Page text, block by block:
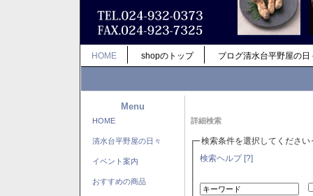
HOME shopのトップ ブログ清水台平野屋の日
Menu
HOME
清水台平野屋の日々
イベント案内
おすすめの商品
詳細検索
検索条件を選択してください
検索ヘルプ [?]